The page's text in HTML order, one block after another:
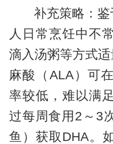
补充策略：
人日常烹饪中不
滴入汤粥等方式
麻酸（ALA）可
率较低，难以满
过每周食用2～3
鱼）获取DHA。